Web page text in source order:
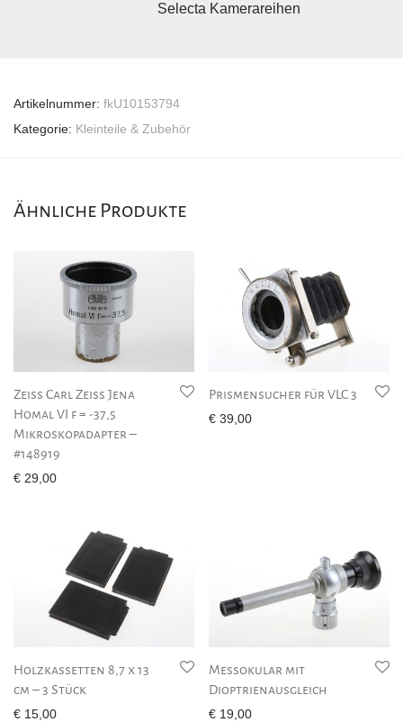
Selecta Kamerareihen
Artikelnummer: fkU10153794
Kategorie: Kleinteile & Zubehör
Ähnliche Produkte
Zeiss Carl Zeiss Jena
Homal VI f = -37,5
Mikroskopadapter –
#148919
€ 29,00
Prismensucher für VLC 3
€ 39,00
Holzkassetten 8,7 x 13
cm – 3 Stück
€ 15,00
Messokular mit
Dioptrienausgleich
€ 19,00